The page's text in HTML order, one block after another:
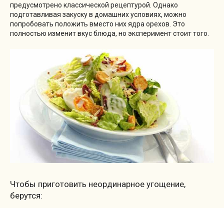
предусмотрено классической рецептурой. Однако
подготавливая закуску в домашних условиях, можно
попробовать положить вместо них ядра орехов. Это
полностью изменит вкус блюда, но эксперимент стоит того.
Чтобы приготовить неординарное угощение,
берутся: